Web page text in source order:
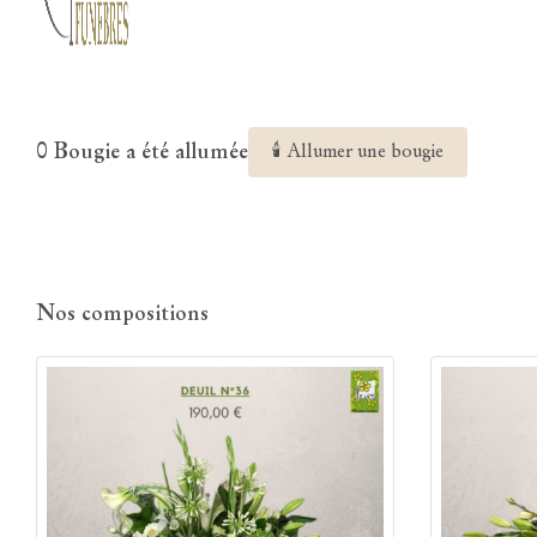
0 Bougie a été allumée 🕯 Allumer une bougie
Nos compositions